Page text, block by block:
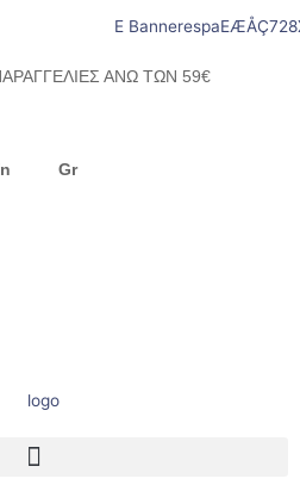
ΑΝΩ ΤΩΝ 59€
Gr
Menu